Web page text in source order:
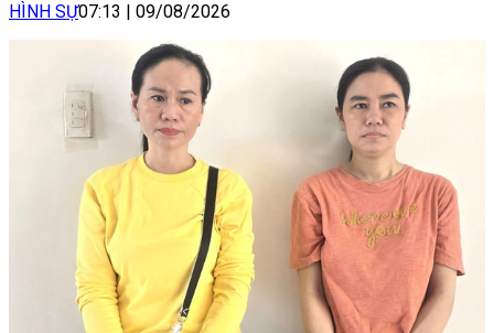
HÌNH SỰ07:13 09/08/2026